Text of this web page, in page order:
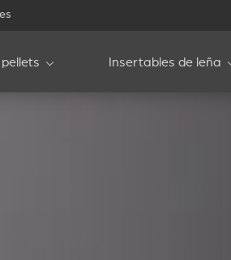
Insertables de leña